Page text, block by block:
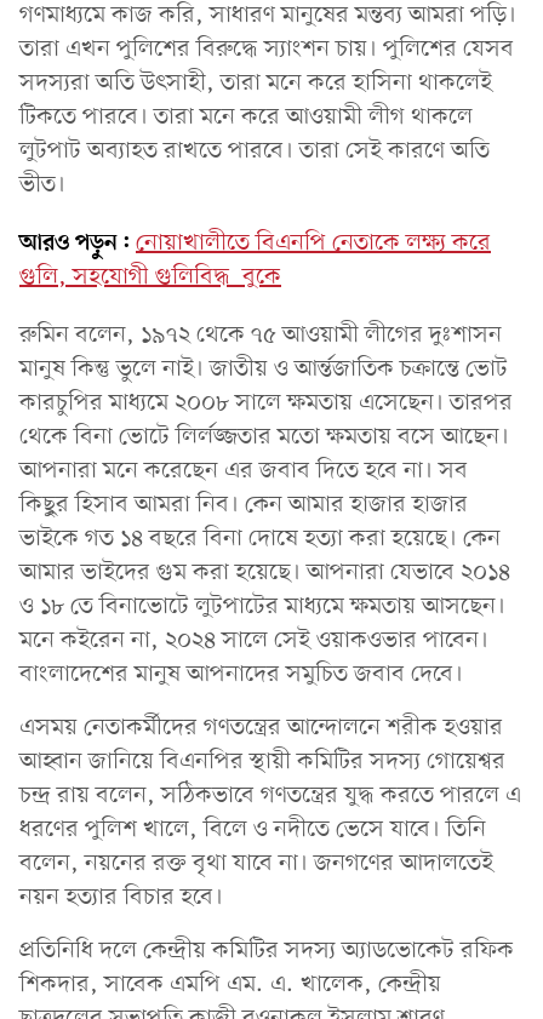
গণমাধ্যমে কাজ করি, সাধারণ মানুষের মন্তব্য আমরা পড়ি।
তারা এখন পুলিশের বিরুদ্ধে স্যাংশন চায়। পুলিশের যেসব
সদস্যরা অতি উৎসাহী, তারা মনে করে হাসিনা থাকলেই
টিকতে পারবে। তারা মনে করে আওয়ামী লীগ থাকলে
লুটপাট অব্যাহত রাখতে পারবে। তারা সেই কারণে অতি
ভীত।
আরও পড়ুন: নোয়াখালীতে বিএনপি নেতাকে লক্ষ্য করে
গুলি, সহযোগী গুলিবিদ্ধ বুকে
রুমিন বলেন, ১৯৭২ থেকে ৭৫ আওয়ামী লীগের দুঃশাসন
মানুষ কিন্তু ভুলে নাই। জাতীয় ও আর্ন্তজাতিক চক্রান্তে ভোট
কারচুপির মাধ্যমে ২০০৮ সালে ক্ষমতায় এসেছেন। তারপর
থেকে বিনা ভোটে লির্লজ্জতার মতো ক্ষমতায় বসে আছেন।
আপনারা মনে করেছেন এর জবাব দিতে হবে না। সব
কিছুুর হিসাব আমরা নিব। কেন আমার হাজার হাজার
ভাইকে গত ১৪ বছরে বিনা দোষে হত্যা করা হয়েছে। কেন
আমার ভাইদের গুম করা হয়েছে। আপনারা যেভাবে ২০১৪
ও ১৮ তে বিনাভোটে লুটপাটের মাধ্যমে ক্ষমতায় আসছেন।
মনে কইরেন না, ২০২৪ সালে সেই ওয়াকওভার পাবেন।
বাংলাদেশের মানুষ আপনাদের সমুচিত জবাব দেবে।
এসময় নেতাকর্মীদের গণতন্ত্রের আন্দোলনে শরীক হওয়ার
আহ্বান জানিয়ে বিএনপির স্থায়ী কমিটির সদস্য গোয়েশ্বর
চন্দ্র রায় বলেন, সঠিকভাবে গণতন্ত্রের যুদ্ধ করতে পারলে এ
ধরণের পুলিশ খালে, বিলে ও নদীতে ভেসে যাবে। তিনি
বলেন, নয়নের রক্ত বৃথা যাবে না। জনগণের আদালতেই
নয়ন হত্যার বিচার হবে।
প্রতিনিধি দলে কেন্দ্রীয় কমিটির সদস্য অ্যাডভোকেট রফিক
শিকদার, সাবেক এমপি এম. এ. খালেক, কেন্দ্রীয়